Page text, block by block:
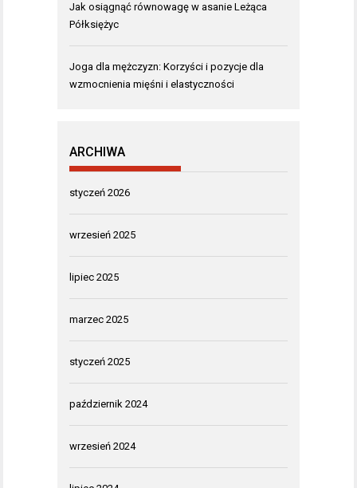
Jak osiągnąć równowagę w asanie Leżąca
Półksiężyc
Joga dla mężczyzn: Korzyści i pozycje dla
wzmocnienia mięśni i elastyczności
ARCHIWA
styczeń 2026
wrzesień 2025
lipiec 2025
marzec 2025
styczeń 2025
październik 2024
wrzesień 2024